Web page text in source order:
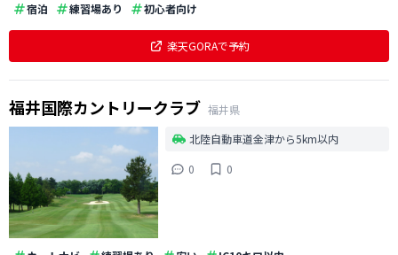
宿泊 練習場あり 初心者向け
楽天GORAで予約
福井国際カントリークラブ 福井県
北陸自動車道金津から5km以内
0
0